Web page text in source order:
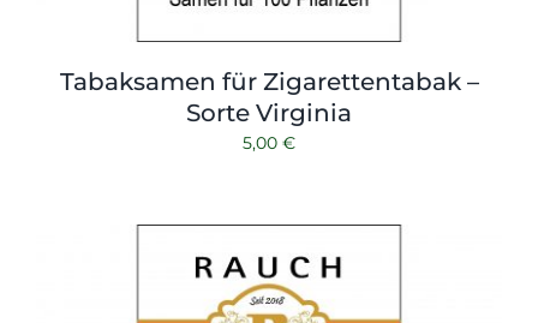
Tabaksamen für Zigarettentabak –
Sorte Virginia
5,00 €